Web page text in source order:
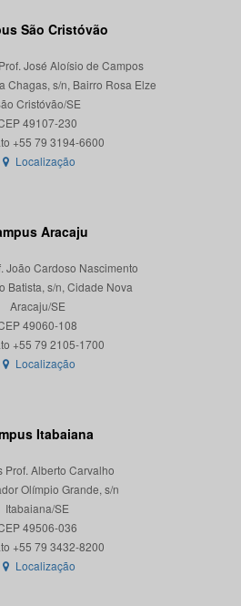
São Cristóvão
José Aloísio de Campos
Chagas, s/n, Bairro Rosa Elze
Cristóvão/SE
49107-230
Localização
Aracaju
João Cardoso Nascimento
Batista, s/n, Cidade Nova
Aracaju/SE
49060-108
Localização
Itabaiana
Prof. Alberto Carvalho
Olímpio Grande, s/n
Itabaiana/SE
49506-036
Localização